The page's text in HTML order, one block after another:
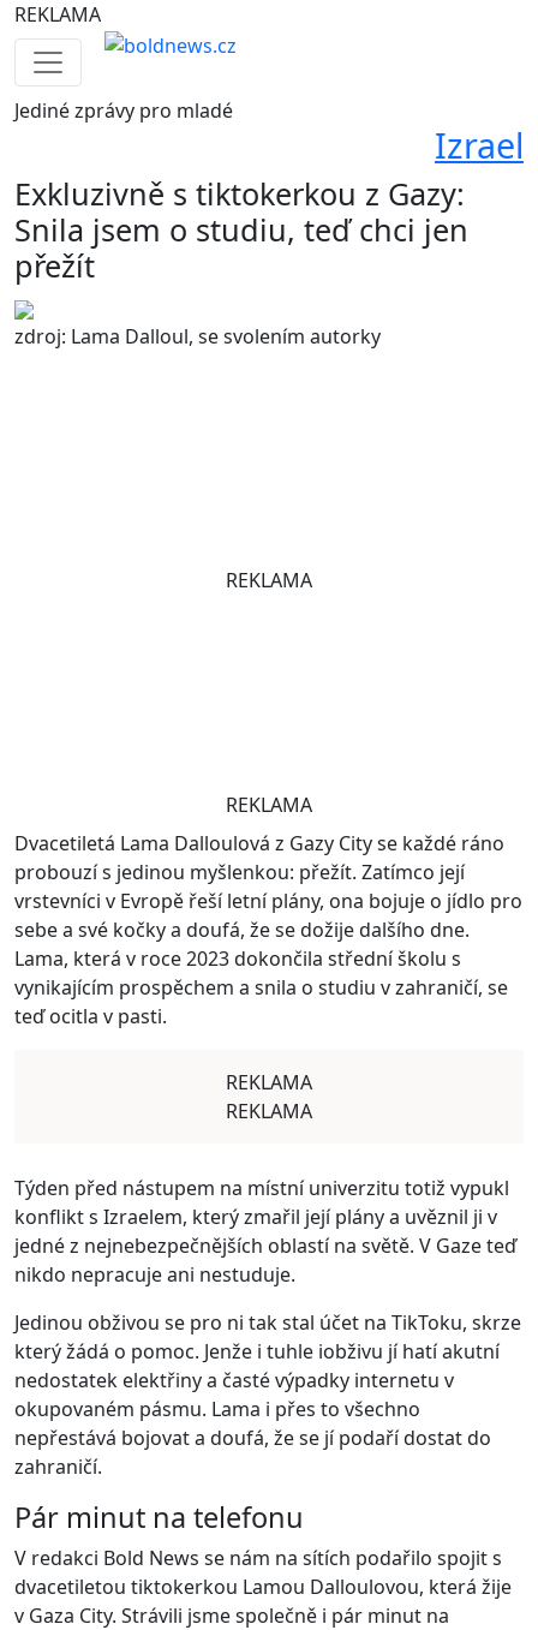
REKLAMA
Jedinézprávy pro mladé
Izrael
Exkluzivně s tiktokerkou z Gazy:
Snila jsem o studiu, teď chci jen
přežít
zdroj: Lama Dalloul, se svolením autorky
REKLAMA
REKLAMA
Dvacetiletá Lama Dalloulová z Gazy City se každé ráno
probouzí s jedinou myšlenkou: přežít. Zatímco její
vrstevníci v Evropě řeší letní plány, ona bojuje o jídlo pro
sebe a své kočky a doufá, že se dožije dalšího dne.
Lama, která v roce 2023 dokončila střední školu s
vynikajícím prospěchem a snila o studiu v zahraničí, se
teď ocitla v pasti.
REKLAMA
REKLAMA
Týden před nástupem na místní univerzitu totiž vypukl
konflikt s Izraelem, který zmařil její plány a uvěznil ji v
jedné z nejnebezpečnějších oblastí na světě. V Gaze teď
nikdo nepracuje ani nestuduje.
Jedinou obživou se pro ni tak stal účet na TikToku, skrze
který žádá o pomoc. Jenže i tuhle iobživu jí hatí akutní
nedostatek elektřiny a časté výpadky internetu v
okupovaném pásmu. Lama i přes to všechno
nepřestává bojovat a doufá, že se jí podaří dostat do
zahraničí.
Pár minut na telefonu
V redakci Bold News se nám na sítích podařilo spojit s
dvacetiletou tiktokerkou Lamou Dalloulovou, která žije
v Gaza City. Strávili jsme společně i pár minut na